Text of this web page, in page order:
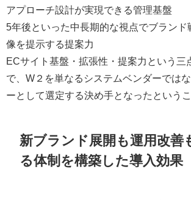
アプローチ設計が実現できる管理基盤
5年後といった中長期的な視点でブランド
像を提示する提案力
ECサイト基盤・拡張性・提案力という三
で、W２を単なるシステムベンダーでは
ーとして選定する決め手となったというこ
新ブランド展開も運用改善
る体制を構築した導入効果